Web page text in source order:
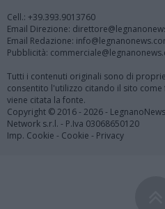
Cell.: +39.393.9013760
Email Direzione:
Email Redazione:
Pubblicità:
Tutti i contenuti originali sono di
consentito l'utilizzo citando il sito
viene citata la fonte.
Copyright © 2016 - 2026 -
Network s.r.l. - P.Iva 03068650120
Imp. Cookie - Cookie - Privacy